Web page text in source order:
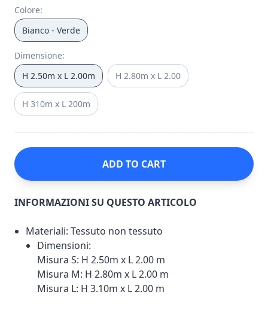
Colore:
Bianco - Verde
Dimensione:
H 2.50m x L 2.00m
H 2.80m x L 2.00
H 310m x L 200m
ADD TO CART
INFORMAZIONI SU QUESTO ARTICOLO
Materiali: Tessuto non tessuto
Dimensioni:
Misura S: H 2.50m x L 2.00 m
Misura M: H 2.80m x L 2.00 m
Misura L: H 3.10m x L 2.00 m